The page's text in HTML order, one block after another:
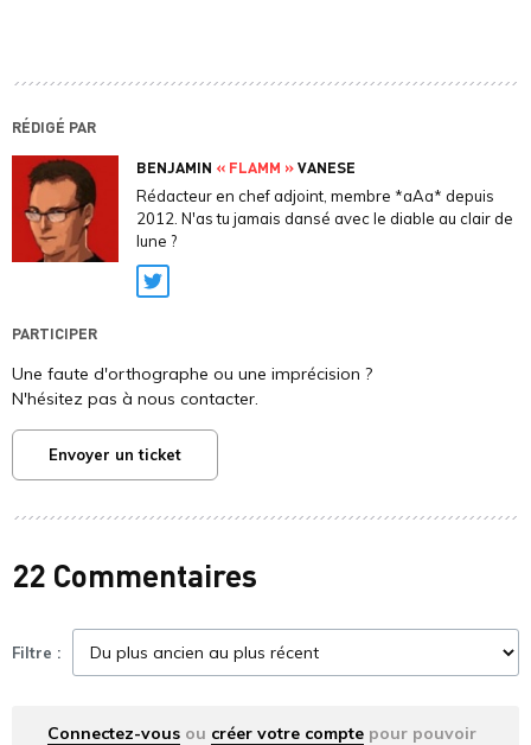
RÉDIGÉ PAR
BENJAMIN « FLAMM »VANESE
Rédacteur en chef adjoint, membre *aAa* depuis
2012. N'as tu jamais dansé avec le diable au clair de
lune ?
Twitter
PARTICIPER
Une faute d'orthographe ou une imprécision ?
N'hésitez pas à nous contacter.
Envoyer un ticket
22 Commentaires
Filtre :
Connectez-vous ou créer votre compte pour pouvoir